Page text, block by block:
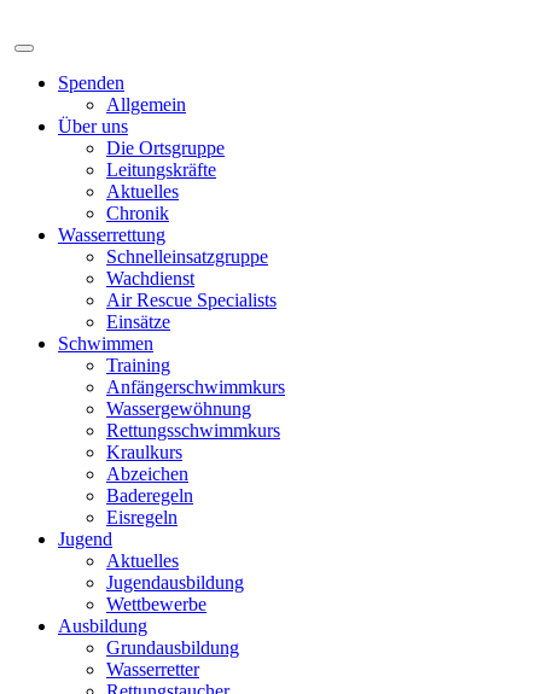
Spenden
Allgemein
Über uns
Die Ortsgruppe
Leitungskräfte
Aktuelles
Chronik
Wasserrettung
Schnelleinsatzgruppe
Wachdienst
Air Rescue Specialists
Einsätze
Schwimmen
Training
Anfängerschwimmkurs
Wassergewöhnung
Rettungsschwimmkurs
Kraulkurs
Abzeichen
Baderegeln
Eisregeln
Jugend
Aktuelles
Jugendausbildung
Wettbewerbe
Ausbildung
Grundausbildung
Wasserretter